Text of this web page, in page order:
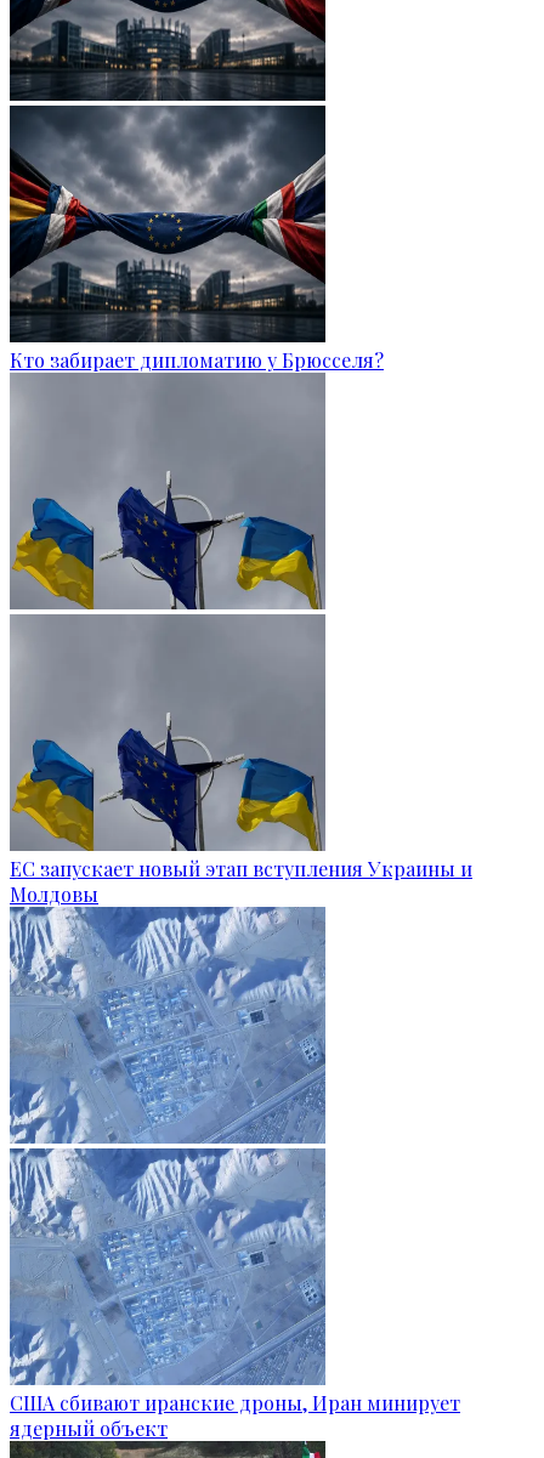
Кто забирает дипломатию у Брюсселя?
ЕС запускает новый этап вступления Украины и
Молдовы
США сбивают иранские дроны, Иран минирует
ядерный объект